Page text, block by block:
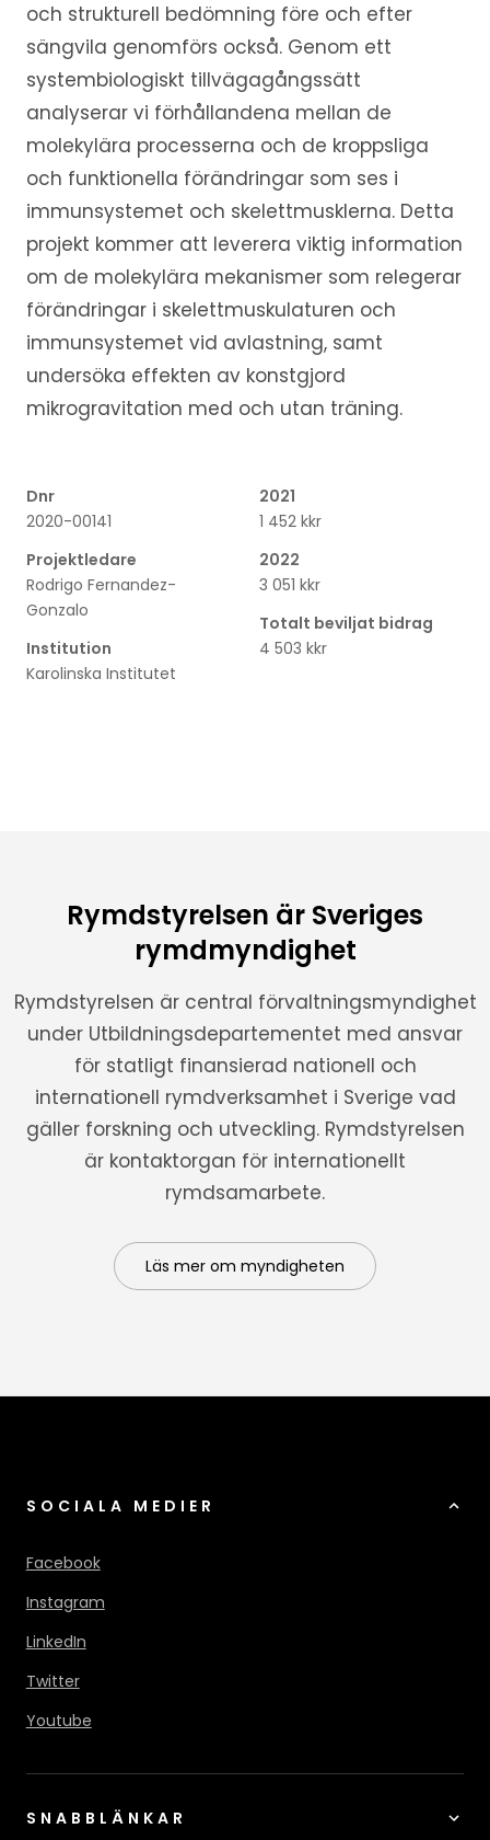
och strukturell bedömning före och efter
sängvila genomförs också. Genom ett
systembiologiskt tillvägagångssätt
analyserar vi förhållandena mellan de
molekylära processerna och de kroppsliga
och funktionella förändringar som ses i
immunsystemet och skelettmusklerna. Detta
projekt kommer att leverera viktig information
om de molekylära mekanismer som relegerar
förändringar i skelettmuskulaturen och
immunsystemet vid avlastning, samt
undersöka effekten av konstgjord
mikrogravitation med och utan träning.
Dnr
2020-00141
Projektledare
Rodrigo Fernandez-
Gonzalo
Institution
Karolinska Institutet
2021
1 452 kkr
2022
3 051 kkr
Totalt beviljat bidrag
4 503 kkr
Rymdstyrelsen är Sveriges
rymdmyndighet
Rymdstyrelsen är central förvaltningsmyndighet
under Utbildningsdepartementet med ansvar
för statligt finansierad nationell och
internationell rymdverksamhet i Sverige vad
gäller forskning och utveckling. Rymdstyrelsen
är kontaktorgan för internationellt
rymdsamarbete.
Läs mer om myndigheten
SOCIALA MEDIER
Facebook
Instagram
LinkedIn
Twitter
Youtube
SNABBLÄNKAR